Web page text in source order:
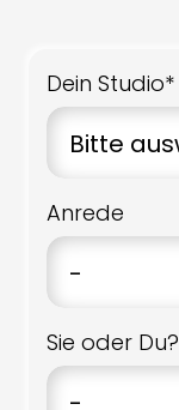
Dein Studio*
Anrede
Sie oder Du?